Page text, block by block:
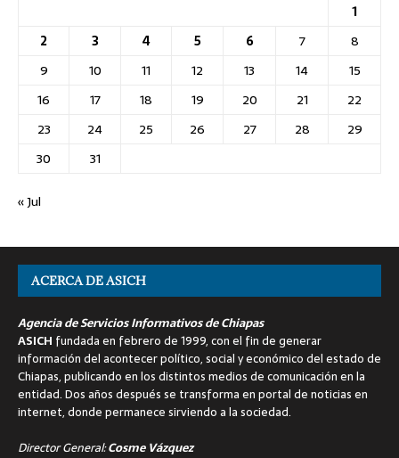
1
2
3 4 5 6 7
8
9
10 11 12 13 14
15
16
17 18 19 20 21
22
23
24 25 26 27 28
29
30
31
« Jul
ACERCA DE ASICH
Agencia de Servicios Informativos de Chiapas
ASICH fundada en febrero de 1999, con el fin de generar
información del acontecer político, social y económico del estado de
Chiapas, publicando en los distintos medios de comunicación en la
entidad. Dos años después se transforma en portal de noticias en
internet, donde permanece sirviendo a la sociedad.
Director General:Cosme Vázquez